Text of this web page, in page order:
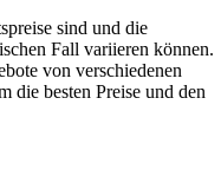
sind und die
Fall variieren können.
von verschiedenen
die besten Preise und den